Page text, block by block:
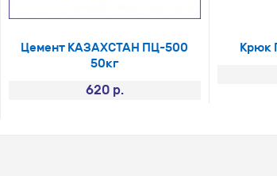
Цемент КАЗАХСТАН ПЦ-500
50кг
620 р.
Крюк